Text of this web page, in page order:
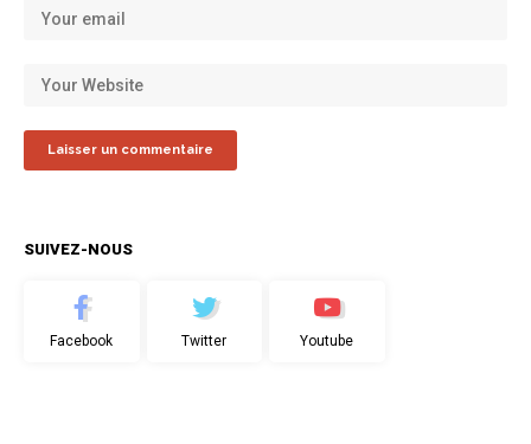
SUIVEZ-NOUS
Facebook Twitter Youtube